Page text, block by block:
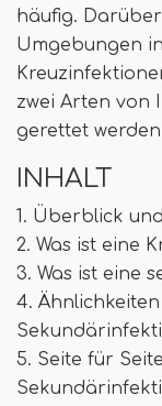
häufig.
Umgebungen
zwei Arten von
gerettet
INHALT
1. Überblick
2. Was ist eine
3. Was ist eine
4.
5. Seite für